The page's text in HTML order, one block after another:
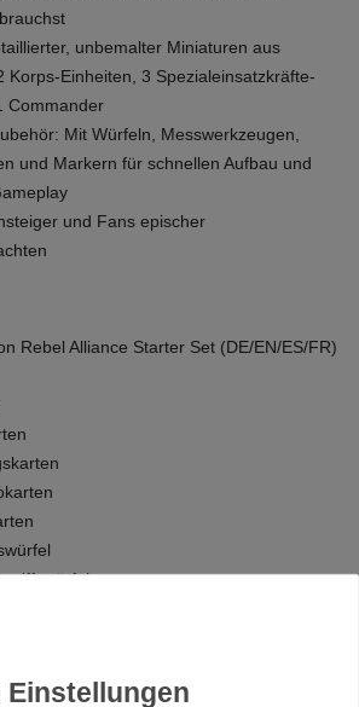
brauchst
unbemalter Miniaturen aus
Korps-Einheiten, 3 Spezialeinsatzkräfte-
Commander
Mit Würfeln, Messwerkzeugen,
und Markern für schnellen Aufbau und
und Fans epischer
Rebel Alliance Starter Set (DE/EN/ES/FR)